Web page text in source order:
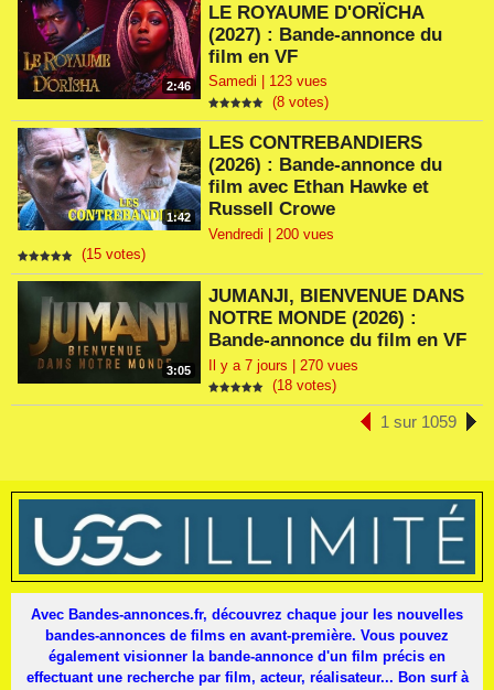
2:46
LE ROYAUME D'ORÏCHA
(2027) : Bande-annonce du
film en VF
Samedi | 123 vues
(8 votes)
1:42
LES CONTREBANDIERS
(2026) : Bande-annonce du
film avec Ethan Hawke et
Russell Crowe
Vendredi | 200 vues
(15 votes)
3:05
JUMANJI, BIENVENUE DANS
NOTRE MONDE (2026) :
Bande-annonce du film en VF
Il y a 7 jours | 270 vues
(18 votes)
1 sur 1059
Avec Bandes-annonces.fr, découvrez chaque jour les nouvelles
bandes-annonces de films en avant-première. Vous pouvez
également visionner la bande-annonce d'un film précis en
effectuant une recherche par film, acteur, réalisateur... Bon surf à